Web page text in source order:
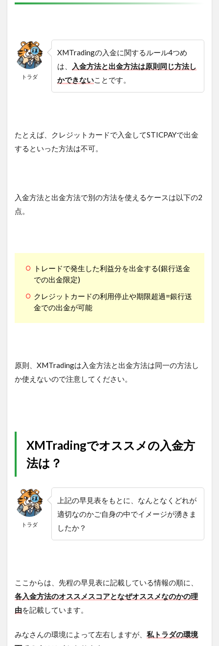
トラダ
XMTradingの入金に関するルール4つめ
は、
入金方法と出金方法は原則同じ方法し
かできないことです。
たとえば、クレジットカードで入金してSTICPAYで出金
するといった方法は不可。
入金方法と出金方法で別の方法を使えるケースは以下の2
点。
トレードで発生した利益分を出金する(銀行送金
での出金限定)
クレジットカードの利用停止や期限超過=銀行送
金での出金が可能
原則、XMTradingは入金方法と出金方法は同一の方法し
か使えないので注意してください。
XMTradingでオススメの入金方
法は？
トラダ
上記の早見表をもとに、なんとなくどれが
適切なのかご自身の中でイメージが湧きま
したか？
ここからは、先程の早見表に記載している情報の順に、
各入金方法のオススメスコアとなぜオススメなのかの理
由を記載しています。
みなさんの環境によって左右しますが、 私トラダの環境